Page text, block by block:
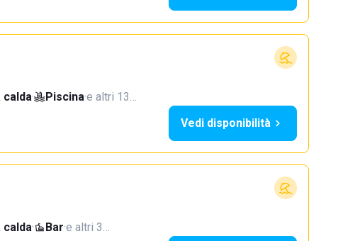
calda· Piscina·e altri 13…
Vedi disponibilità
calda· Bar·e altri 3…